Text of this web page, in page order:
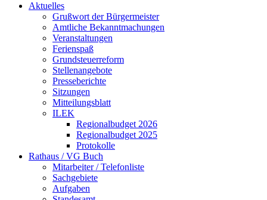
Aktuelles
Grußwort der Bürgermeister
Amtliche Bekanntmachungen
Veranstaltungen
Ferienspaß
Grundsteuerreform
Stellenangebote
Presseberichte
Sitzungen
Mitteilungsblatt
ILEK
Regionalbudget 2026
Regionalbudget 2025
Protokolle
Rathaus / VG Buch
Mitarbeiter / Telefonliste
Sachgebiete
Aufgaben